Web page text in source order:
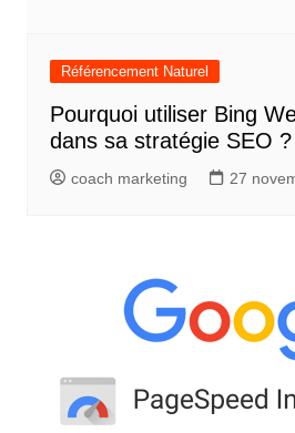
Référencement Naturel
Pourquoi utiliser Bing
dans sa stratégie SEO ?
coach marketing 27